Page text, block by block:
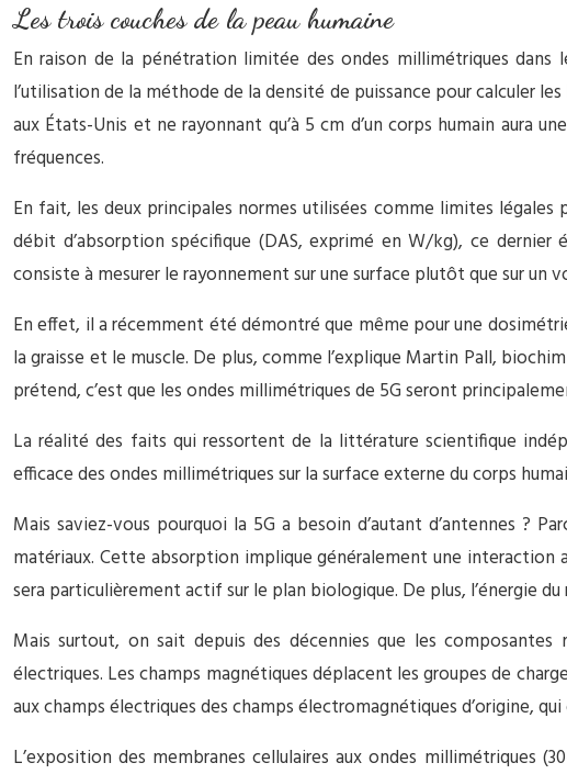
Les trois couches de la peau humaine
En raison de la pénétration limitée des ondes millimétriques dans
l’utilisation de la méthode de la densité de puissance pour calculer
aux États-Unis et ne rayonnant qu’à 5 cm d’un corps humain aura
fréquences.
En fait, les deux principales normes utilisées comme limites
débit d’absorption spécifique (DAS, exprimé en W/kg), ce
consiste à mesurer le rayonnement sur une surface plutôt que sur un
En effet, il a récemment été démontré que même pour une
la graisse et le muscle. De plus, comme l’explique Martin Pall,
prétend, c’est que les ondes millimétriques de 5G seront
La réalité des faits qui ressortent de la littérature scientifique
efficace des ondes millimétriques sur la surface externe du corps
Mais saviez-vous pourquoi la 5G a besoin d’autant d’antennes ?
matériaux. Cette absorption implique généralement une interaction
sera particulièrement actif sur le plan biologique. De plus, l’énergie
Mais surtout, on sait depuis des décennies que les
électriques. Les champs magnétiques déplacent les groupes de
aux champs électriques des champs électromagnétiques d’origine,
L’exposition des membranes cellulaires aux ondes millimétriques